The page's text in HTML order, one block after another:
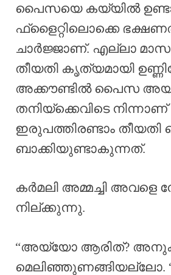
പൈസയെ കയ്യിൽ
ഫ്‌ളൈറ്റിലൊക്കെ
ചാർജ്ജാണ്‌. എല്ലാ
തീയതി കൃത്യമായി
അക്കൗണ്ടിൽ പൈസ
തനിയ്ക്കെവിടെ
ഇരുപത്തിരണ്ടാം
ബാക്കിയുണ്ടാകുന്നത്.
കർമലി അമ്മച്ചി അവളെ
നില്ക്കുന്നു.
“അയ്യോ ആരിത്?
മെലിഞ്ഞുണങ്ങിയല്ലോ.